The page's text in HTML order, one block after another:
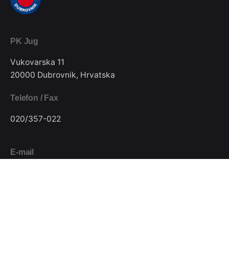
PK Jug
Vukovarska 11
20000 Dubrovnik, Hrvatska
Telefon / Fax
020/357-022
E-mail